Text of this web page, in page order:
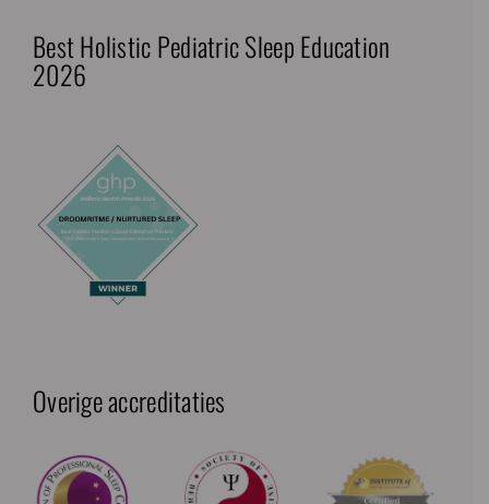
Best Holistic Pediatric Sleep Education
2026
Overige accreditaties